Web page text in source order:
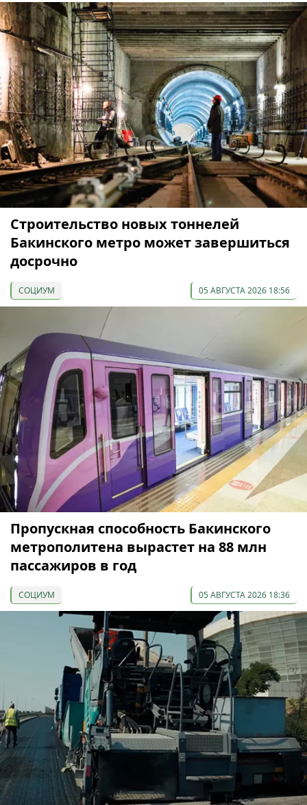
Строительство новых тоннелей
Бакинского метро может завершиться
досрочно
СОЦИУМ 05 АВГУСТА 2026 18:56
Пропускная способность Бакинского
метрополитена вырастет на 88 млн
пассажиров в год
СОЦИУМ 05 АВГУСТА 2026 18:36